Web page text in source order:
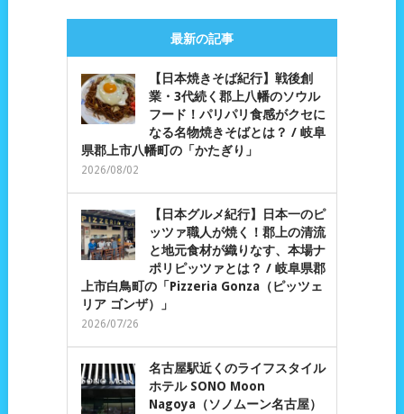
最新の記事
【日本焼きそば紀行】戦後創
業・3代続く郡上八幡のソウル
フード！パリパリ食感がクセに
なる名物焼きそばとは？ / 岐阜
県郡上市八幡町の「かたぎり」
2026/08/02
【日本グルメ紀行】日本一のピ
ッツァ職人が焼く！郡上の清流
と地元食材が織りなす、本場ナ
ポリピッツァとは？ / 岐阜県郡
上市白鳥町の「Pizzeria Gonza（ピッツェ
リア ゴンザ）」
2026/07/26
名古屋駅近くのライフスタイル
ホテル SONO Moon
Nagoya（ソノムーン名古屋）